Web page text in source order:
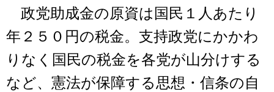
政党助成金の原資は国民１人あたり
年２５０円の税金。支持政党にかかわ
りなく国民の税金を各党が山分けする
など、憲法が保障する思想・信条の自